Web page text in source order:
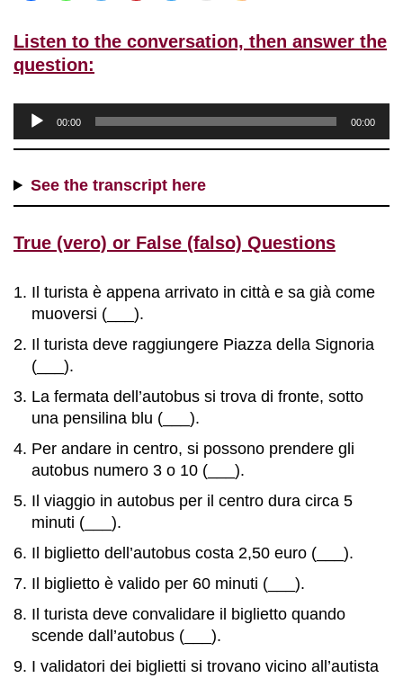
Listen to the conversation, then answer the
question:
i
l
y
00:00 00:00
See the transcript here
True (vero) or False (falso) Questions
Il turista è appena arrivato in città e sa già come
muoversi (___).
Il turista deve raggiungere Piazza della Signoria
(___).
La fermata dell’autobus si trova di fronte, sotto
una pensilina blu (___).
Per andare in centro, si possono prendere gli
autobus numero 3 o 10 (___).
Il viaggio in autobus per il centro dura circa 5
minuti (___).
Il biglietto dell’autobus costa 2,50 euro (___).
Il biglietto è valido per 60 minuti (___).
Il turista deve convalidare il biglietto quando
scende dall’autobus (___).
I validatori dei biglietti si trovano vicino all’autista